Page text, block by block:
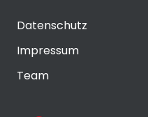
Datenschutz
Impressum
Team